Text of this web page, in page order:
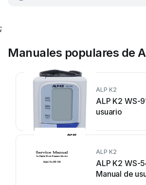
;
Manuales populares de
ALP K2
ALP K2 WS-
usuario
ALP K2
ALP K2 WS-
Manual de